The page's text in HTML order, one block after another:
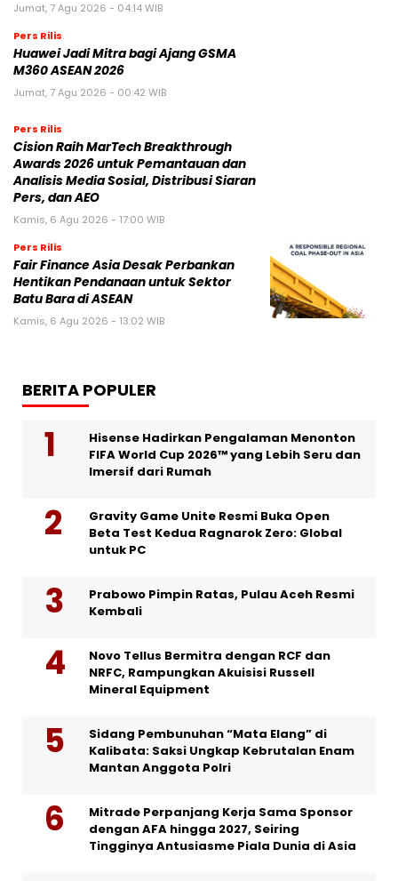
Jumat, 7 Agu 2026 - 04:14 WIB
Pers Rilis
Huawei Jadi Mitra bagi Ajang GSMA
M360 ASEAN 2026
Jumat, 7 Agu 2026 - 00:42 WIB
Pers Rilis
Cision Raih MarTech Breakthrough
Awards 2026 untuk Pemantauan dan
Analisis Media Sosial, Distribusi Siaran
Pers, dan AEO
Kamis, 6 Agu 2026 - 17:00 WIB
Pers Rilis
Fair Finance Asia Desak Perbankan
Hentikan Pendanaan untuk Sektor
Batu Bara di ASEAN
Kamis, 6 Agu 2026 - 13:02 WIB
BERITA POPULER
Hisense Hadirkan Pengalaman Menonton
FIFA World Cup 2026™ yang Lebih Seru dan
Imersif dari Rumah
Gravity Game Unite Resmi Buka Open
Beta Test Kedua Ragnarok Zero: Global
untuk PC
Prabowo Pimpin Ratas, Pulau Aceh Resmi
Kembali
Novo Tellus Bermitra dengan RCF dan
NRFC, Rampungkan Akuisisi Russell
Mineral Equipment
Sidang Pembunuhan “Mata Elang” di
Kalibata: Saksi Ungkap Kebrutalan Enam
Mantan Anggota Polri
Mitrade Perpanjang Kerja Sama Sponsor
dengan AFA hingga 2027, Seiring
Tingginya Antusiasme Piala Dunia di Asia